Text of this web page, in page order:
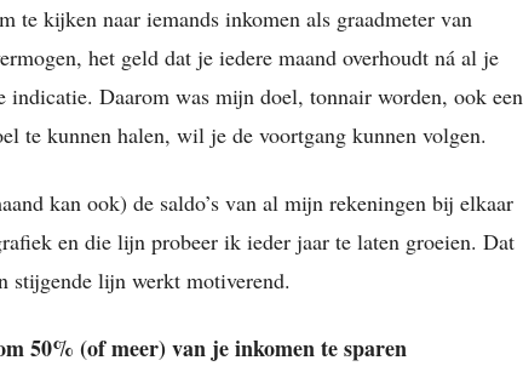
te kijken naar iemands inkomen als graadmeter van
het geld dat je iedere maand overhoudt ná al je
indicatie. Daarom was mijn doel, tonnair worden, ook een
te kunnen halen, wil je de voortgang kunnen volgen.
kan ook) de saldo’s van al mijn rekeningen bij elkaar
en die lijn probeer ik ieder jaar te laten groeien. Dat
stijgende lijn werkt motiverend.
50% (of meer) van je inkomen te sparen